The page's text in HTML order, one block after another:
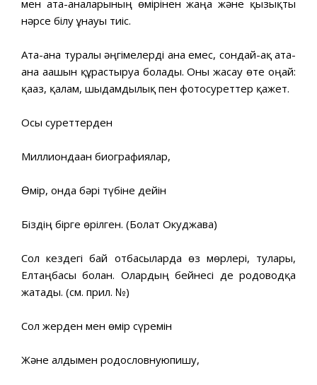
мен ата-аналарының өмірінен жаңа және қызықты
нәрсе білу ұнауы тиіс.
Ата-ана туралы әңгімелерді ғана емес, сондай-ақ ата-
ана ағашын құрастыруға болады. Оны жасау өте оңай:
қағаз, қалам, шыдамдылық пен фотосуреттер қажет.
Осы суреттерден
Миллиондаған биографиялар,
Өмір, онда бәрі түбіне дейін
Біздің бірге өрілген. (Болат Окуджава)
Сол кездегі бай отбасыларда өз мөрлері, тулары,
Елтаңбасы болған. Олардың бейнесі де родоводқа
жатады. (см. прил. №)
Сол жерден мен өмір сүремін
Және алдымен родословнуюпишу,